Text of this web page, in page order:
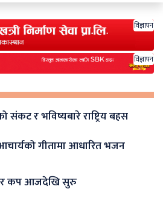
विज्ञापन
विज्ञापन
संकट र भविष्यबारे राष्ट्रिय बहस
गीतामा आधारित भजन
कप आजदेखि सुरु